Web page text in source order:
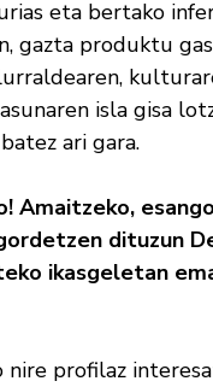
eta bertako
gazta produktu
isla gisa
ari gara.
Amaitzeko,
dituzun
ikasgeletan
nire profilaz